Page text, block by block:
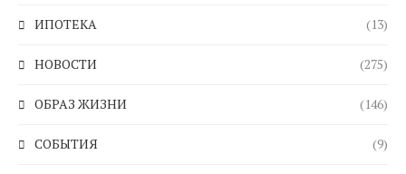
ИПОТЕКА (13)
НОВОСТИ (275)
ОБРАЗ ЖИЗНИ (146)
СОБЫТИЯ (9)